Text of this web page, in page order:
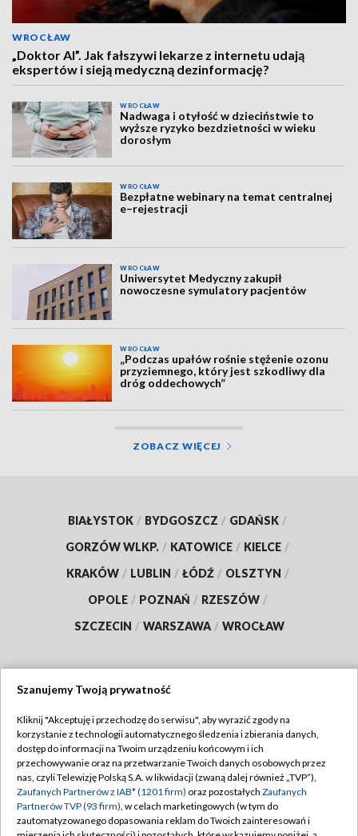
WROCŁAW
„Doktor AI”. Jak fałszywi lekarze z internetu udają
ekspertów i sieją medyczną dezinformację?
WROCŁAW
Nadwaga i otyłość w dzieciństwie to
wyższe ryzyko bezdzietności w wieku
dorosłym
WROCŁAW
Bezpłatne webinary na temat centralnej
e–rejestracji
WROCŁAW
Uniwersytet Medyczny zakupił
nowoczesne symulatory pacjentów
WROCŁAW
„Podczas upałów rośnie stężenie ozonu
przyziemnego, który jest szkodliwy dla
dróg oddechowych”
ZOBACZ WIĘCEJ
BIAŁYSTOK / BYDGOSZCZ / GDAŃSK /
GORZÓW WLKP. / KATOWICE / KIELCE /
KRAKÓW / LUBLIN / ŁÓDŹ / OLSZTYN /
OPOLE / POZNAŃ / RZESZÓW /
SZCZECIN / WARSZAWA / WROCŁAW
TVP
Abonament TVP
Emisja w TVP
Centrum informacji TVP
Regulamin TVP
Polityka prywatności
Moje zgody
Szanujemy Twoją prywatność
Kliknij "Akceptuję i przechodzę do serwisu", aby wyrazić zgody na
korzystanie z technologii automatycznego śledzenia i zbierania danych,
dostęp do informacji na Twoim urządzeniu końcowym i ich
przechowywanie oraz na przetwarzanie Twoich danych osobowych przez
nas, czyli Telewizję Polską S.A. w likwidacji (zwaną dalej również „TVP”),
Zaufanych Partnerów z IAB* (1201 firm) oraz pozostałych Zaufanych
Partnerów TVP (93 firm), w celach marketingowych (w tym do
zautomatyzowanego dopasowania reklam do Twoich zainteresowań i